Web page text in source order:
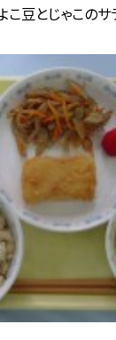
こ豆とじゃこの